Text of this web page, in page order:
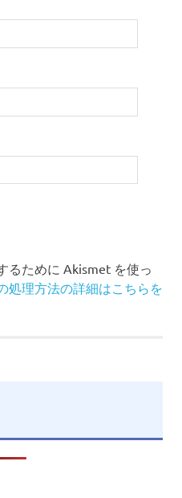
るために Akismet を使っ
処理方法の詳細はこちらを